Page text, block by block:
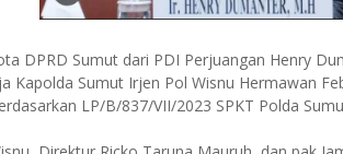
DPRD Sumut dari PDI Perjuangan Henry
Kapolda Sumut Irjen Pol Wisnu Hermawan
LP/B/837/VII/2023 SPKT Polda